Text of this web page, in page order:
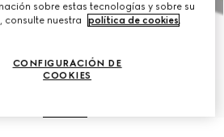
sobre estas tecnologías y sobre su
consulte nuestra
política de cookies.
CONFIGURACIÓN DE
COOKIES